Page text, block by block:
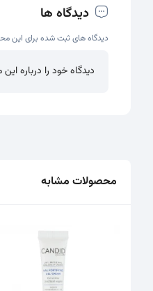
دیدگاه ها
دیدگاه های ثبت شده برای این
دیدگاه خود را درباره
محصولات مشابه